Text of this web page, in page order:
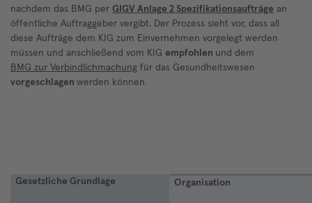
nachdem das BMG per GIGV Anlage 2 Spezifikationsaufträge an
öffentliche Auftraggeber vergibt. Der Prozess sieht vor, dass all
diese Aufträge dem KIG zum Einvernehmen vorgelegt werden
müssen und anschließend vom KIG empfohlen und dem
BMG zur Verbindlichmachung für das Gesundheitswesen
vorgeschlagen werden können.
Gesetzliche Grundlage Organisation